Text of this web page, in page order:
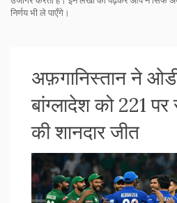
निर्णय भी ले पाएँगे।
अफ़गानिस्तान ने
बांग्लादेश को 221
की शानदार जीत